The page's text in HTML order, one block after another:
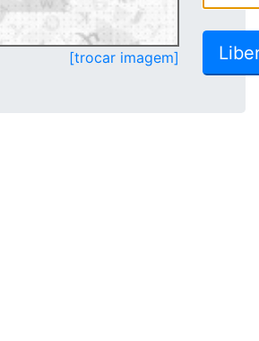
[trocar imagem]